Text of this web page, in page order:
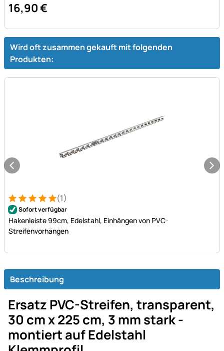
16,90€
Wird oft zusammen gekauft mit folgenden
Produkten:
Bewertung: 5 von 5 (1 Bewertungen)
1 Bewertung (1)
Sofort verfügbar
Hakenleiste 99cm, Edelstahl, Einhängen von PVC-
Streifenvorhängen
Beschreibung
Ersatz PVC-Streifen, transparent,
30 cm x 225 cm, 3 mm stark -
montiert auf Edelstahl